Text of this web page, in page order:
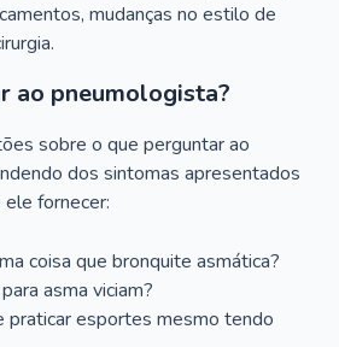
mudanças no estilo de
ao pneumologista?
sobre o que perguntar ao
dos sintomas apresentados
fornecer:
coisa que bronquite asmática?
asma viciam?
praticar esportes mesmo tendo